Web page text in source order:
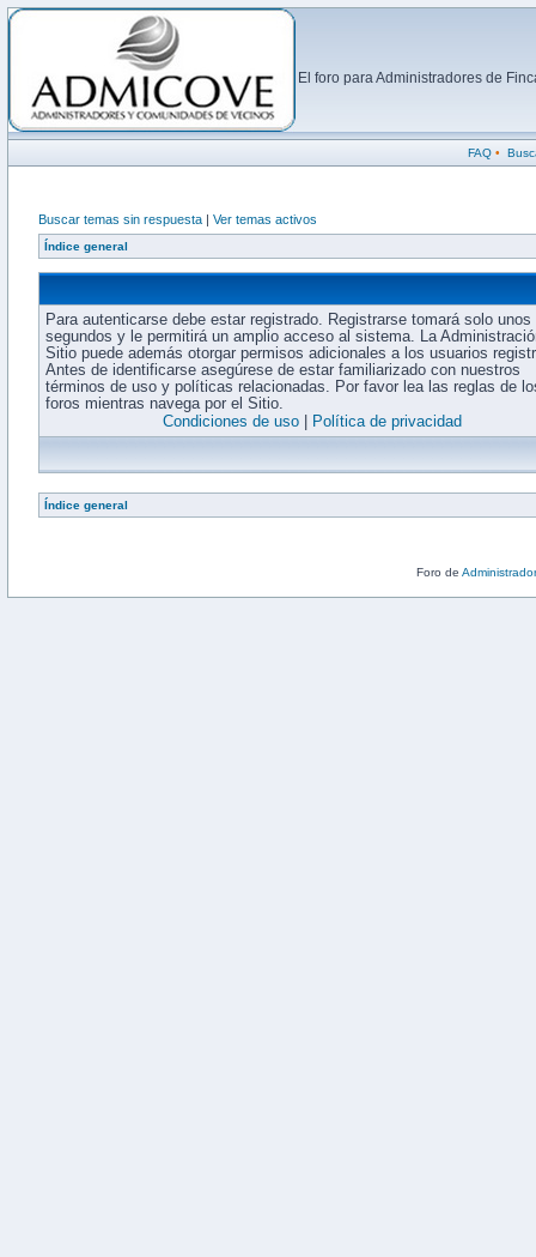
El foro para Administradores de
FAQ•
Buscar temas sin respuesta | Ver temas activos
Índice general
Para autenticarse debe estar registrado. Registrarse tomará solo unos
segundos y le permitirá un amplio acceso al sistema. La
Sitio puede además otorgar permisos adicionales a los usuarios
Antes de identificarse asegúrese de estar familiarizado con nuestros
términos de uso y políticas relacionadas. Por favor lea las reglas de
foros mientras navega por el Sitio.
Condiciones de uso
Política de privacidad
Índice general
Foro de